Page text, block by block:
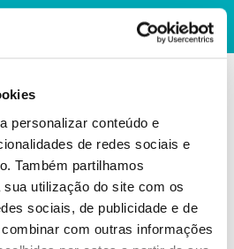
personalizar conteúdo e
de redes sociais e
Também partilhamos
utilização do site com os
sociais, de publicidade e de
com outras informações